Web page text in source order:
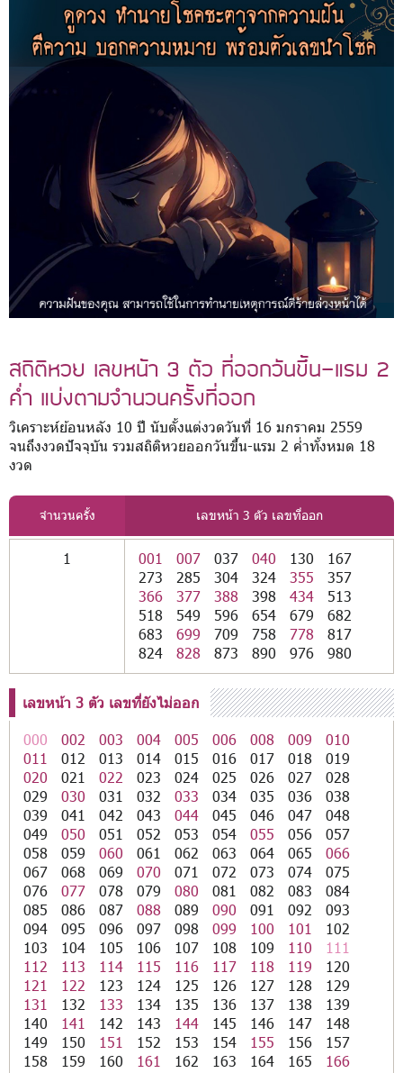
สถิติหวย เลขหน้า 3 ตัว ที่ออกวันขึ้น-แรม 2
ค่ำ แบ่งตามจำนวนครั้งที่ออก
วิเคราะห์ย้อนหลัง 10 ปี นับตั้งแต่งวดวันที่ 16 มกราคม 2559
จนถึงงวดปัจจุบัน รวมสถิติหวยออกวันขึ้น-แรม 2 ค่ำทั้งหมด 18
งวด
จำนวนครั้ง เลขหน้า 3 ตัว เลขที่ออก
1 001 007 037 040 130
167
273
285 304 324 355
357
366
377 388 398 434
513
518
549 596 654 679
682
683
699 709 758 778
817
824
828 873 890 976 980
เลขหน้า 3 ตัว เลขที่ยังไม่ออก
000
002 003 004 005 006 008 009
010
011
012 013 014 015 016 017 018
019
020
021 022 023 024 025 026 027
028
029
030 031 032 033 034 035 036
038
039
041 042 043 044 045 046 047
048
049
050 051 052 053 054 055 056
057
058
059 060 061 062 063 064 065
066
067
068 069 070 071 072 073 074
075
076
077 078 079 080 081 082 083
084
085
086 087 088 089 090 091 092
093
094
095 096 097 098 099 100 101
102
103
104 105 106 107 108 109 110
111
112
113 114 115 116 117 118 119
120
121
122 123 124 125 126 127 128
129
131
132 133 134 135 136 137 138
139
140
141 142 143 144 145 146 147
148
149
150 151 152 153 154 155 156
157
158
159 160 161 162 163 164 165
166